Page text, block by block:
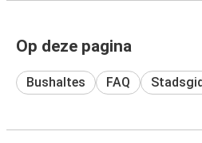
Op deze pagina
Bushaltes FAQ